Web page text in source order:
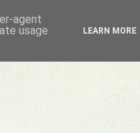
agent
usage
LEARN MORE